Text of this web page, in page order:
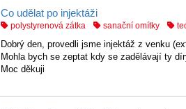
Co udělat po injektáži
polystyrenová zátka sanační omítky
Dobrý den, provedli jsme injektáž z venku
Mohla bych se zeptat kdy se zadělávají ty
Moc děkuji